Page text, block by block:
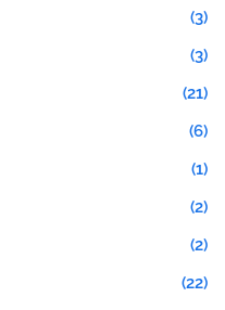
(3)
(3)
(21)
(6)
(1)
(2)
(2)
(22)